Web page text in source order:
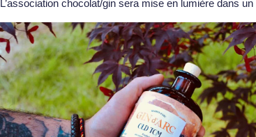
L’association chocolat/gin sera mise en lumière dans